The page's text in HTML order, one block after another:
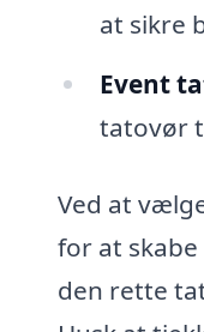
at sikre
Event
tatovør
Ved at
for at
den rette